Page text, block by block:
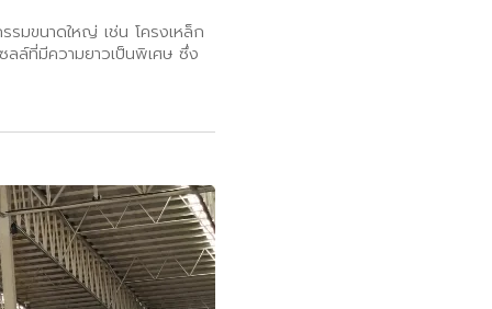
มขนาดใหญ่ เช่น โครงเหล็ก
ล์ที่มีความยาวเป็นพิเศษ ซึ่ง